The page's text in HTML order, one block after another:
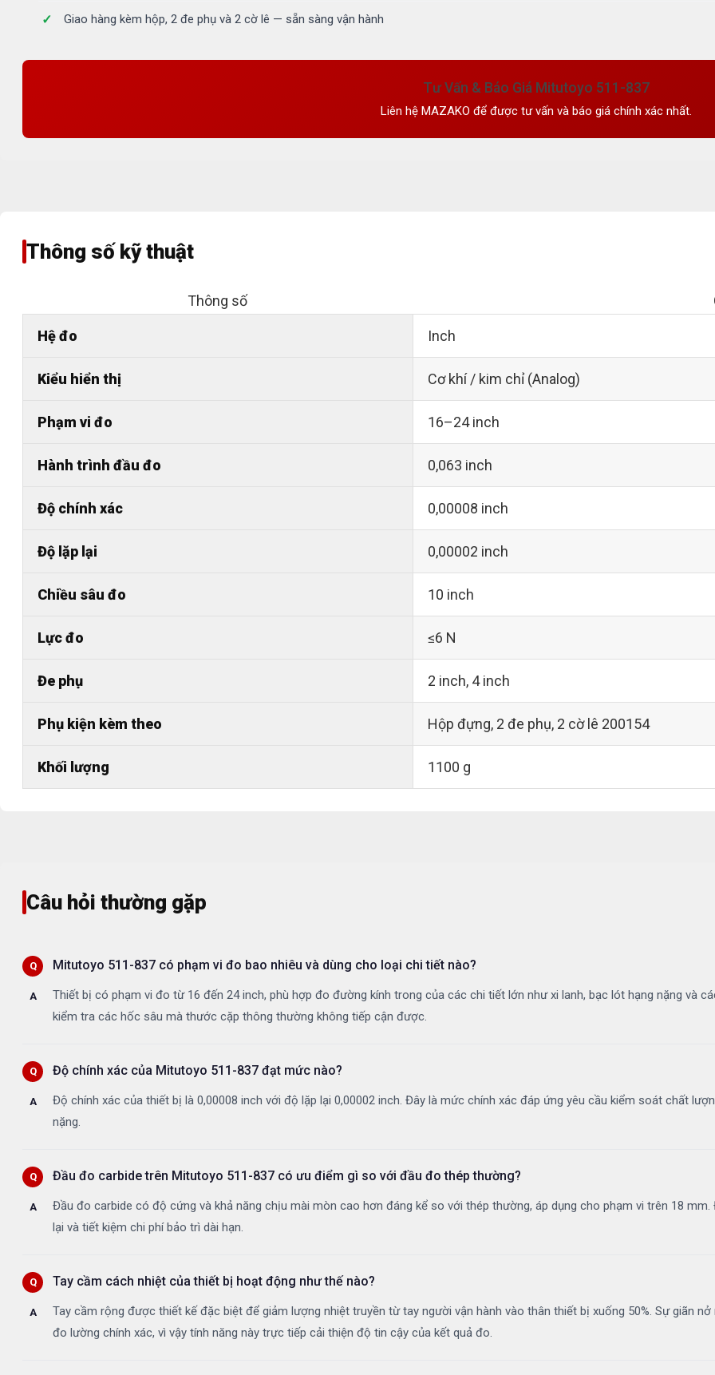
Giao hàng kèm hộp, 2 đe phụ và 2 cờ lê — sẵn sàng vận hành
Tư Vấn & Báo Giá Mitutoyo 511-837
Liên hệ MAZAKO để được tư vấn và báo giá chính xác nhất.
Thông số kỹ thuật
Thông số
Hệ đo Inch
Kiểu hiển thị Cơ khí / kim chỉ (Analog)
Phạm vi đo 16–24 inch
Hành trình đầu đo 0,063 inch
Độ chính xác 0,00008 inch
Độ lặp lại 0,00002 inch
Chiều sâu đo 10 inch
Lực đo ≤6 N
Đe phụ 2 inch, 4 inch
Phụ kiện kèm theo Hộp đựng, 2 đe phụ, 2 cờ lê 200154
Khối lượng 1100 g
Câu hỏi thường gặp
Mitutoyo 511-837 có phạm vi đo bao nhiêu và dùng cho loại chi tiết nào?
Thiết bị có phạm vi đo từ 16 đến 24 inch, phù hợp đo đường kính trong của các chi tiết lớn như xi lanh, bạc lót hạng nặng và
kiểm tra các hốc sâu mà thước cặp thông thường không tiếp cận được.
Độ chính xác của Mitutoyo 511-837 đạt mức nào?
Độ chính xác của thiết bị là 0,00008 inch với độ lặp lại 0,00002 inch. Đây là mức chính xác đáp ứng yêu cầu kiểm soát chất
nặng.
Đầu đo carbide trên Mitutoyo 511-837 có ưu điểm gì so với đầu đo thép thường?
Đầu đo carbide có độ cứng và khả năng chịu mài mòn cao hơn đáng kể so với thép thường, áp dụng cho phạm vi trên 18
lại và tiết kiệm chi phí bảo trì dài hạn.
Tay cầm cách nhiệt của thiết bị hoạt động như thế nào?
Tay cầm rộng được thiết kế đặc biệt để giảm lượng nhiệt truyền từ tay người vận hành vào thân thiết bị xuống 50%. Sự giãn
đo lường chính xác, vì vậy tính năng này trực tiếp cải thiện độ tin cậy của kết quả đo.